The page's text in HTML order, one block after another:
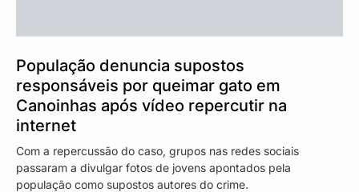
População denuncia supostos
responsáveis por queimar gato em
Canoinhas após vídeo repercutir na
internet
Com a repercussão do caso, grupos nas redes sociais
passaram a divulgar fotos de jovens apontados pela
população como supostos autores do crime.